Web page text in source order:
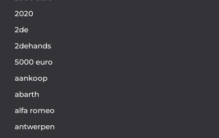
2020
2de
2dehands
5000 euro
aankoop
abarth
alfa romeo
antwerpen